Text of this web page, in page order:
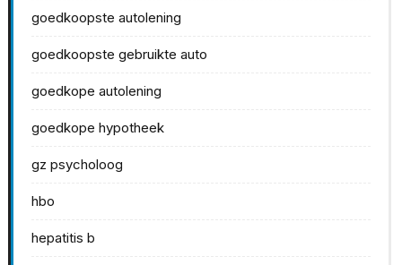
goedkoopste autolening
goedkoopste gebruikte auto
goedkope autolening
goedkope hypotheek
gz psycholoog
hbo
hepatitis b